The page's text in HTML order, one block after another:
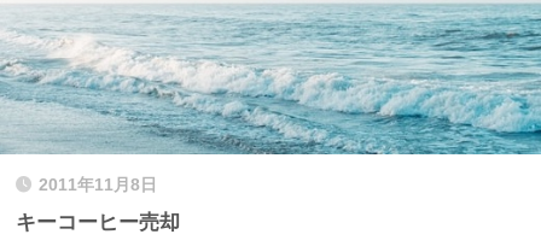
2011年11月8日
キーコーヒー売却